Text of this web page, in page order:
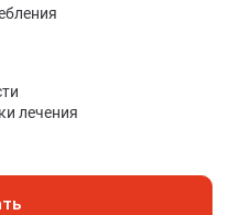
лечения